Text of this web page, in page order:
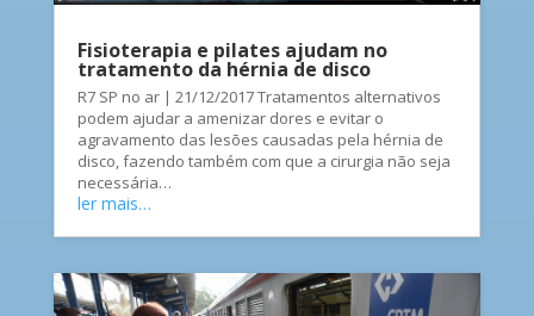
Fisioterapia e pilates ajudam no
tratamento da hérnia de disco
R7 SP no ar | 21/12/2017 Tratamentos alternativos
podem ajudar a amenizar dores e evitar o
agravamento das lesões causadas pela hérnia de
disco, fazendo também com que a cirurgia não seja
necessária…
ler mais…